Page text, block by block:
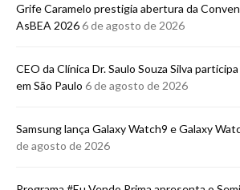
Grife Caramelo prestigia abertura da
AsBEA 20266 de agosto de 2026
CEO da Clínica Dr. Saulo Souza Silva
em São Paulo 6 de agosto de 2026
Samsung lança Galaxy Watch9 e Galaxy
de agosto de 2026